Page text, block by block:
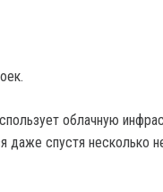
облачную
даже спустя несколько